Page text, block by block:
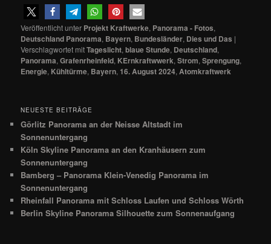
Veröffentlicht unter Projekt Kraftwerke, Panorama - Fotos,
Deutschland Panorama, Bayern, Bundesländer, Dies und Das |
Verschlagwortet mitTageslicht,blaue Stunde, Deutschland,
Panorama,Grafenrheinfeld, KErnkraftwwerk,Strom,Sprengung,
Energie, Kühltürme, Bayern, 16. August 2024, Atomkraftwerk
NEUESTE BEITRÄGE
Görlitz Panorama an der Neisse Altstadt im
Sonnenuntergang
Köln Skyline Panorama an den Kranhäusern zum
Sonnenuntergang
Bamberg – Panorama Klein-Venedig Panorama im
Sonnenuntergang
Rheinfall Panorama mit Schloss Laufen und Schloss Wörth
Berlin Skyline Panorama Silhouette zum Sonnenaufgang